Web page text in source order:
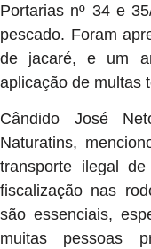
Portarias nº 34 e
pescado. Foram
de jacaré, e um
aplicação de multas
Cândido José
Naturatins,
transporte ilegal
fiscalização nas
são essenciais,
muitas pessoas